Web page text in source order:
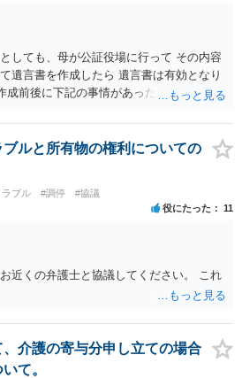
しても、母が公証役場に行って その内容
遺言書を作成したら 遺言書は有効となり
成前後に下記の事情があったことが証明で
らの第一声は「ここにいたら殺される」
に聞くと「面会は出来ない。俺は携帯電
ている」「母の話は聞かなくて良い」と
電話でも「食事に毒が入っている」「体
等、おかしかったです。 当時の診療記
録を取得して 弁護士に面談で相談された
ルと所有物の権利についての
ブル #調停 #協議
役にたった 11
近くの弁護士と協議してください。 これ
介護の寄与分申し立ての場合
て。